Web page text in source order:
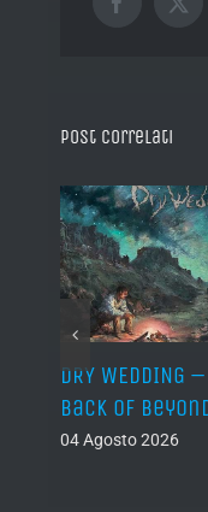
Facebook
X
Post correlati
DRY WEDDING
Back Of
04 Agosto 2026